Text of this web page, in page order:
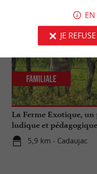
La Ferme Exotique,
ludique et
Bordeaux
5,9 km - Cadaujac
Familiale
EN
JE REFUSE